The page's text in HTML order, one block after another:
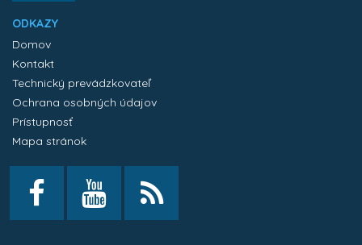
ODKAZY
Domov
Kontakt
Technický prevádzkovateľ
Ochrana osobných údajov
Prístupnosť
Mapa stránok